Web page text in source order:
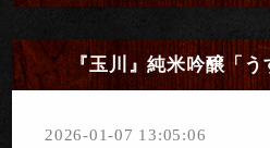
『玉川』純米吟醸「
2026-01-07 13:05:06